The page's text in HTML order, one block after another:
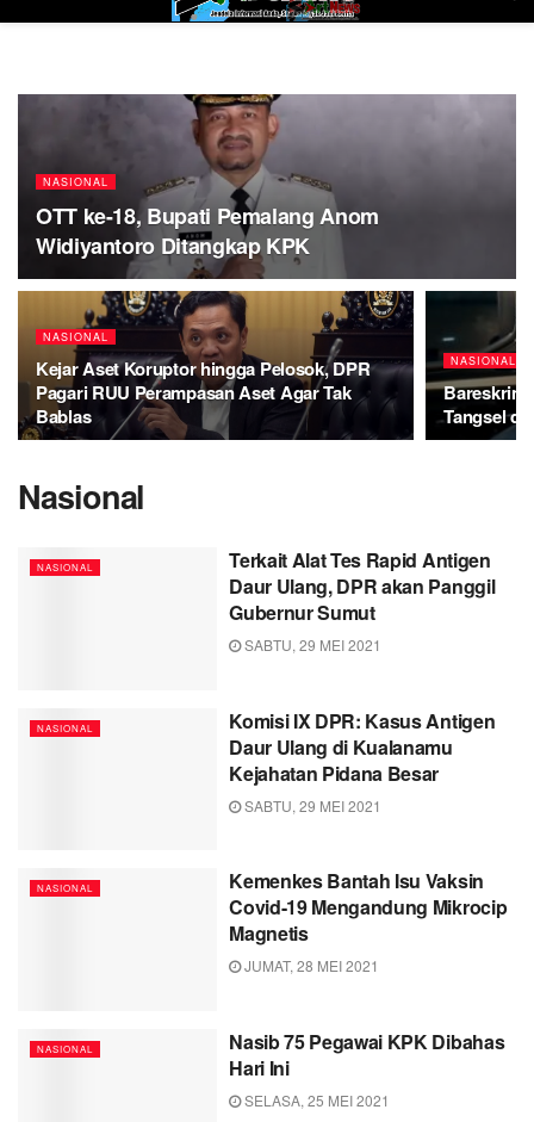
NASIONAL
OTT ke-18, Bupati Pemalang Anom
Widiyantoro Ditangkap KPK
NASIONAL
Kejar Aset Koruptor hingga Pelosok, DPR
Pagari RUU Perampasan Aset Agar Tak
Bablas
NASIONAL
Bareskrim
Tangsel
Nasional
NASIONAL
Terkait Alat Tes Rapid Antigen
Daur Ulang, DPR akan Panggil
Gubernur Sumut
SABTU, 29 MEI 2021
NASIONAL
Komisi IX DPR: Kasus Antigen
Daur Ulang di Kualanamu
Kejahatan Pidana Besar
SABTU, 29 MEI 2021
NASIONAL
Kemenkes Bantah Isu Vaksin
Covid-19 Mengandung Mikrocip
Magnetis
JUMAT, 28 MEI 2021
NASIONAL
Nasib 75 Pegawai KPK Dibahas
Hari Ini
SELASA, 25 MEI 2021